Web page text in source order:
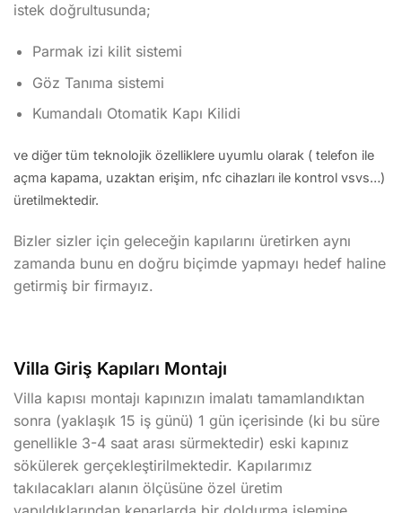
istek doğrultusunda;
Parmak izi kilit sistemi
Göz Tanıma sistemi
Kumandalı Otomatik Kapı Kilidi
ve diğer tüm teknolojik özelliklere uyumlu olarak ( telefon ile
açma kapama, uzaktan erişim, nfc cihazları ile kontrol vsvs…)
üretilmektedir.
Bizler sizler için geleceğin kapılarını üretirken aynı
zamanda bunu en doğru biçimde yapmayı hedef haline
getirmiş bir firmayız.
Villa Giriş Kapıları Montajı
Villa kapısı montajı kapınızın imalatı tamamlandıktan
sonra (yaklaşık 15 iş günü) 1 gün içerisinde (ki bu süre
genellikle 3-4 saat arası sürmektedir) eski kapınız
sökülerek gerçekleştirilmektedir. Kapılarımız
takılacakları alanın ölçüsüne özel üretim